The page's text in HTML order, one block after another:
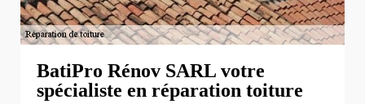
BatiPro Rénov SARL votre
spécialiste en réparation toiture